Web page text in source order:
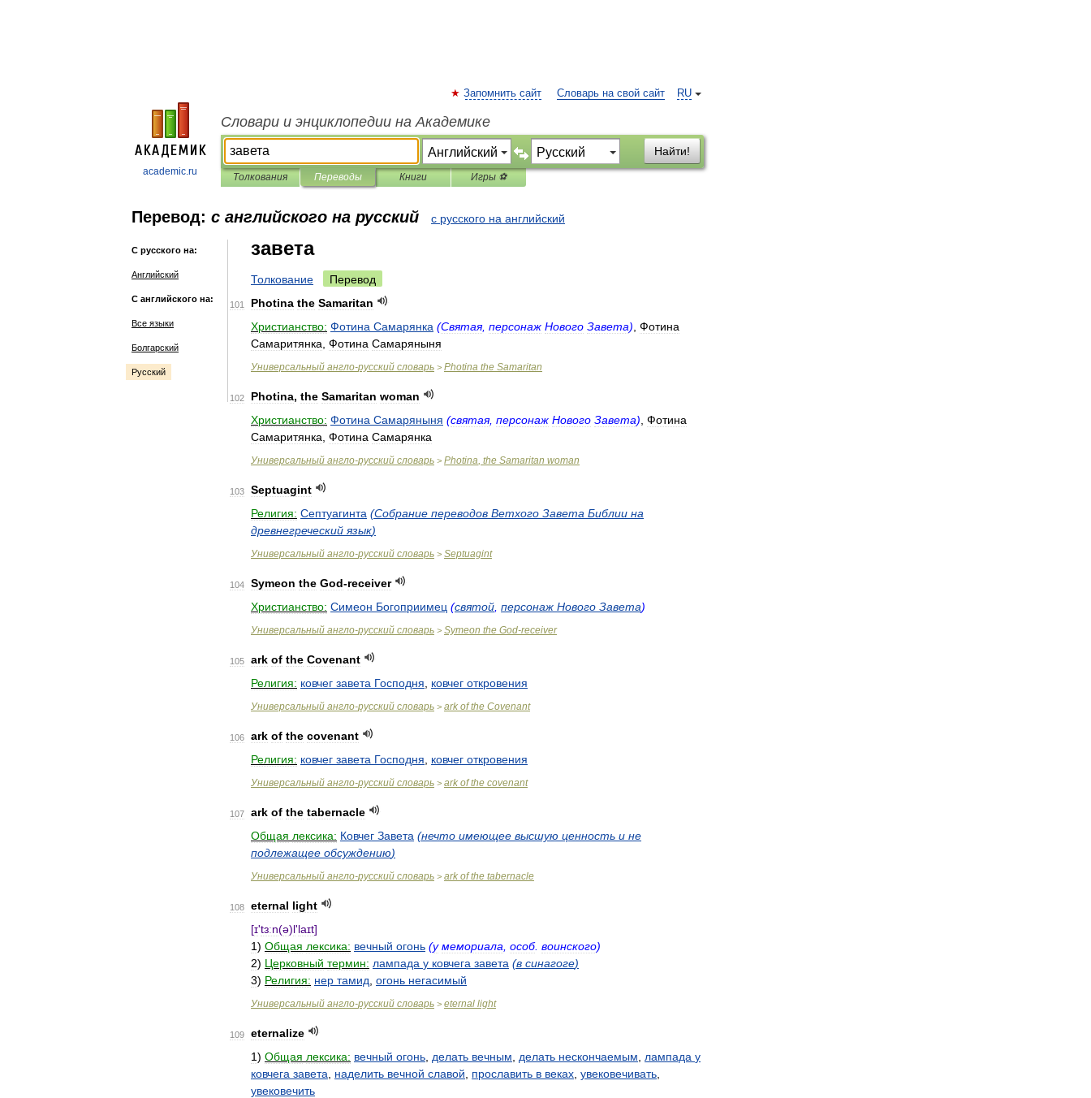
academic.ru
RU
Запомнить сайт Словарь на свой сайт
Словари и энциклопедии на Академике
Найти!
Толкования Переводы Книги Игры ⚽
Перевод: с английского на русский с русского на английский
С русского на:
Английский
С английского на:
Все языки
Болгарский
Русский
завета
Толкование Перевод
101 Photina the Samaritan
Христианство: Фотина Самарянка (Святая, персонаж Нового Завета) Фотина
Самаритянка Фотина Самаряныня
Универсальный англо-русский словарь > Photina the Samaritan
102 Photina, the Samaritan woman
Христианство: Фотина Самаряныня (святая, персонаж Нового Завета) Фотина
Самаритянка Фотина Самарянка
Универсальный англо-русский словарь > Photina, the Samaritan woman
103
Septuagint
Религия: Септуагинта (Собрание переводов Ветхого Завета Библии на
древнегреческий язык)
Универсальный англо-русский словарь > Septuagint
104 Symeon the God-receiver
Христианство: Симеон Богоприимец (святой персонаж Нового Завета)
Универсальный англо-русский словарь > Symeon the God-receiver
105 ark of the Covenant
Религия: ковчег завета Господня ковчег откровения
Универсальный англо-русский словарь > ark of the Covenant
106 ark of the covenant
Религия: ковчег завета Господня ковчег откровения
Универсальный англо-русский словарь > ark of the covenant
107 ark of the tabernacle
Общая лексика: Ковчег Завета (нечто имеющее высшую ценность и не
подлежащее обсуждению)
Универсальный англо-русский словарь > ark of the tabernacle
108 eternal light
[ɪ'tɜːn(ə)l'laɪt]
1) Общая лексика: вечный огонь (у мемориала особ. воинского)
2) Церковный термин: лампада у ковчега завета (в синагоге)
3) Религия: нер тамид огонь негасимый
Универсальный англо-русский словарь > eternal light
109
eternalize
1) Общая лексика: вечный огонь делать вечным делать нескончаемым лампада у
ковчега завета наделить вечной славой прославить в веках увековечивать
увековечить